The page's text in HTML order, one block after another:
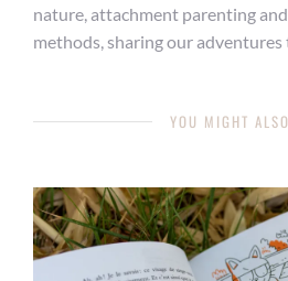
nature, attachment parenting
methods, sharing our
YOU MIGHT